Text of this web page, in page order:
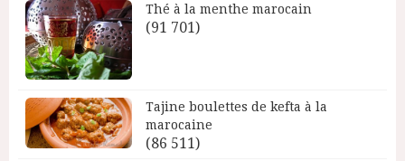
Thé à la menthe marocain
(91 701)
Tajine boulettes de kefta à la
marocaine
(86 511)